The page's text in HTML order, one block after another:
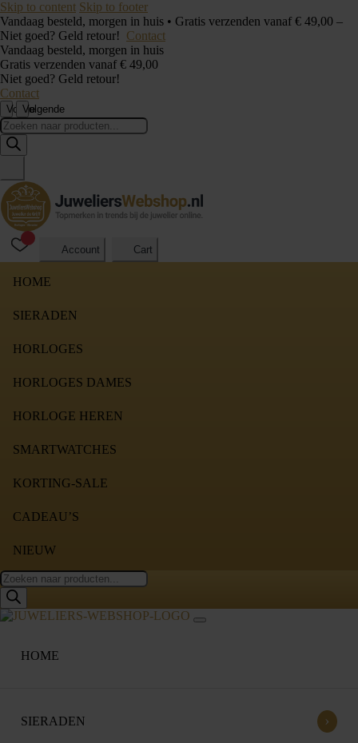
Skip to content Skip to footer
Vandaag besteld, morgen in huis • Gratis verzenden vanaf € 49,00 –
Niet goed? Geld retour! Contact
Vandaag besteld, morgen in huis
Gratis verzenden vanaf € 49,00
Niet goed? Geld retour!
Contact
VorigeVolgende
Producten
zoeken
Account Cart
HOME
SIERADEN
HORLOGES
HORLOGES DAMES
HORLOGE HEREN
SMARTWATCHES
KORTING-SALE
CADEAU’S
NIEUW
Producten
zoeken
HOME
SIERADEN ›